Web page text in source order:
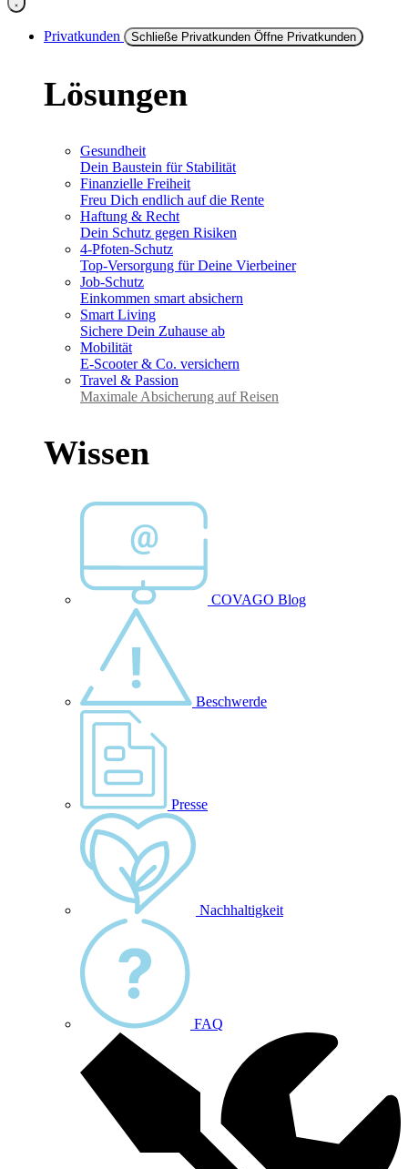
Privatkunden Schließe Privatkunden Öffne Privatkunden
Lösungen
Gesundheit
Dein Baustein für Stabilität
Finanzielle Freiheit
Freu Dich endlich auf die Rente
Haftung & Recht
Dein Schutz gegen Risiken
4-Pfoten-Schutz
Top-Versorgung für Deine Vierbeiner
Job-Schutz
Einkommen smart absichern
Smart Living
Sichere Dein Zuhause ab
Mobilität
E-Scooter & Co. versichern
Travel & Passion
Maximale Absicherung auf Reisen
Wissen
COVAGO Blog
Beschwerde
Presse
Nachhaltigkeit
FAQ